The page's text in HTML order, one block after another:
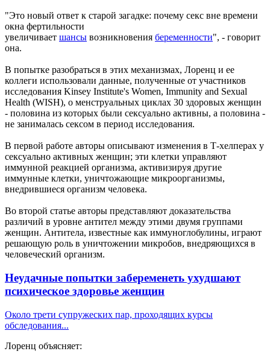
"Это новый ответ к старой загадке: почему секс вне времени
окна фертильности
увеличивает шансы возникновения беременности", - говорит
она.
В попытке разобраться в этих механизмах, Лоренц и ее
коллеги использовали данные, полученные от участников
исследования Kinsey Institute's Women, Immunity and Sexual
Health (WISH), о менструальных циклах 30 здоровых женщин
- половина из которых были сексуально активны, а половина -
не занималась сексом в период исследования.
В первой работе авторы описывают изменения в Т-хелперах у
сексуально активных женщин; эти клетки управляют
иммунной реакцией организма, активизируя другие
иммунные клетки, уничтожающие микроорганизмы,
внедрившиеся организм человека.
Во второй статье авторы представляют доказательства
различий в уровне антител между этими двумя группами
женщин. Антитела, известные как иммуноглобулины, играют
решающую роль в уничтожении микробов, внедряющихся в
человеческий организм.
Неудачные попытки забеременеть ухудшают
психическое здоровье женщин
Около трети супружеских пар, проходящих курсы
обследования...
Лоренц объясняет: